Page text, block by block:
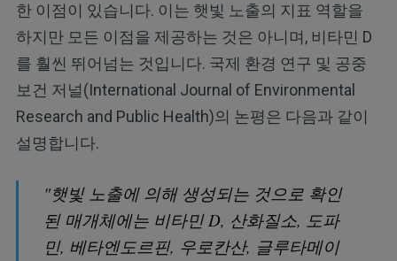
한 이점이 있습니다. 이는 햇빛 노출의 지표 역할을
하지만 모든 이점을 제공하는 것은 아니며, 비타민 D
를 훨씬 뛰어넘는 것입니다. 국제 환경 연구 및 공중
보건 저널(International Journal of Environmental
Research and Public Health)의 논평은 다음과 같이
설명합니다.
"햇빛 노출에 의해 생성되는 것으로 확인
된 매개체에는 비타민 D, 산화질소, 도파
민, 베타엔도르핀, 우로칸산, 글루타메이